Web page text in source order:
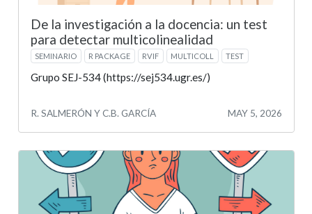
De la investigación a la docencia: un test
para detectar multicolinealidad
SEMINARIO R PACKAGE RVIF MULTICOLL TEST
Grupo SEJ-534 (https://sej534.ugr.es/)
R. SALMERÓN Y C.B. GARCÍA MAY 5, 2026